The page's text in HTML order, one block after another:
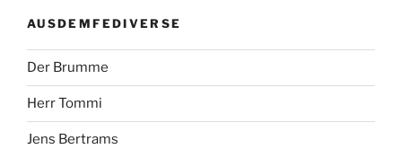
AUSDEMFEDIVERSE
Der Brumme
Herr Tommi
Jens Bertrams